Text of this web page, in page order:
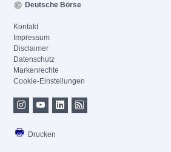
Deutsche Börse
Kontakt
Impressum
Disclaimer
Datenschutz
Markenrechte
Cookie-Einstellungen
Drucken